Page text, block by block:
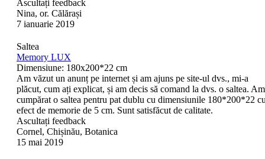
Ascultați feedback
Nina, or. Călărași
7 ianuarie 2019
Saltea
Memory LUX
Dimensiune: 180x200*22 cm
Am văzut un anunț pe internet și am ajuns pe site-ul dvs., mi-a
plăcut, cum ați explicat, și am decis să comand la dvs. o saltea. Am
cumpărat o saltea pentru pat dublu cu dimensiunile 180*200*22
efect de memorie de 5 cm. Sunt satisfăcut de calitate.
Ascultați feedback
Cornel, Chișinău, Botanica
15 mai 2019